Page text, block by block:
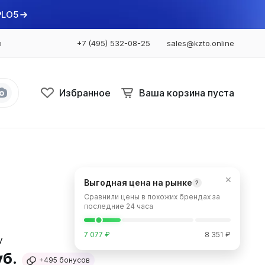
+7 (495) 532-08-25 sales@kzto.online
Избранное Ваша корзина пуста
Bataria Retro 2
Bataria Retro 3
+495 бонусов
×
Выгодная цена на рынке ?
Сравнили цены в похожих брендах за
последние 24 часа
7 077 ₽ 8 351 ₽